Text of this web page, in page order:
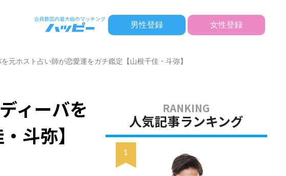
男性登録 女性登録
元ホスト占い師が恋愛運をガチ鑑定【山根千佳・斗弥】
ィーバを
斗弥】
人気記事ランキング